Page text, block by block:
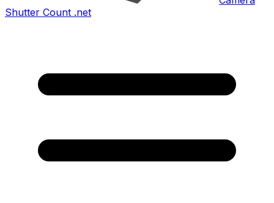
Shutter Count .net